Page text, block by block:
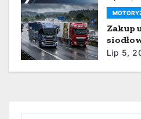
Zakup
uwagę,
Lip 5,